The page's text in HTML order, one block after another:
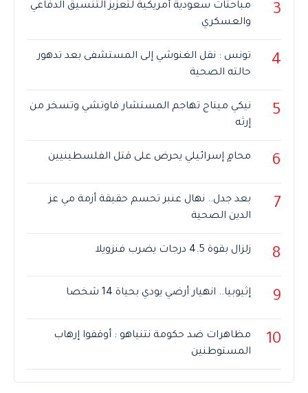
3
مباحثات سعودية أمريكية لتعزيز التنسيق الدفاعي
والعسكري
4
تونس : نقل الغنوشي إلى المستشفى بعد تدهور
حالته الصحية
5
نيكي ميناج تهاجم المستشار فاوتشي وتسخر من
إرثه
6 محامٍ إسرائيلي يحرض على قتل الفلسطينيين
7
بعد جدل.. نهال عنبر تحسم حقيقة أزمة مي عز
الدين الصحية
8 زلزال بقوة 4.5 درجات يضرب فنزويلا
9 إثيوبيا.. انهيار أرضي يودي بحياة 14 شخصا
10
مظاهرات ضد حكومة نتنياهو : أوقفوا إرهاب
المستوطنين